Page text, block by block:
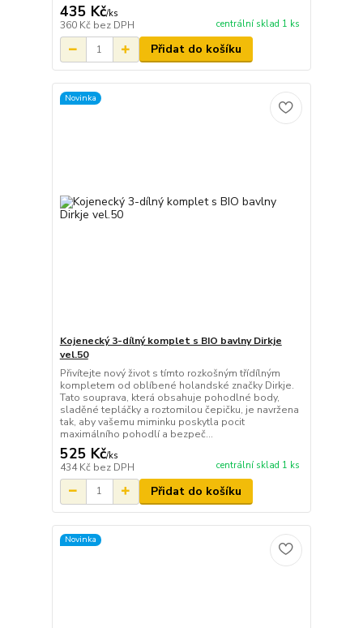
435 Kč/ks
360 Kč bez DPH centrální sklad 1 ks
Přidat do košíku
Novinka
Kojenecký 3-dílný komplet s BIO bavlny Dirkje
vel.50
Přivítejte nový život s tímto rozkošným třídílným
kompletem od oblíbené holandské značky Dirkje.
Tato souprava, která obsahuje pohodlné body,
sladěné tepláčky a roztomilou čepičku, je navržena
tak, aby vašemu miminku poskytla pocit
maximálního pohodlí a bezpeč...
525 Kč/ks
434 Kč bez DPH centrální sklad 1 ks
Přidat do košíku
Novinka